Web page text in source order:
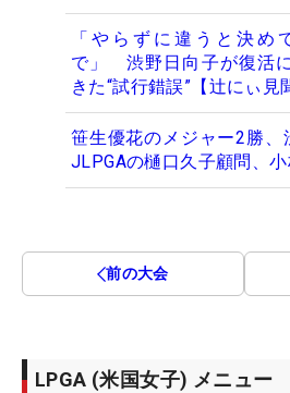
「やらずに違うと決め
で」 渋野日向子が復活
きた“試行錯誤”【辻にぃ見
笹生優花のメジャー2勝
JLPGAの樋口久子顧問、
前の大会
LPGA (米国女子) メニュー